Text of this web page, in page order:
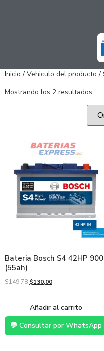
Inicio / Vehiculo del producto /
Mostrando los 2 resultados
Bateria Bosch S4 42HP 900
(55ah)
$149,78 $130,00
Añadir al carrito
💬 Consultar por WhatsApp